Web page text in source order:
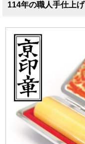
114年の職人手仕上